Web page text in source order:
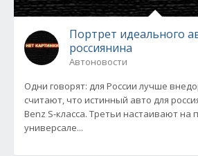
Портрет идеального
россиянина
Автоновости
Одни говорят: для России лучше
считают, что истинный авто для
Benz S-класса. Третьи настаивают на
универсале...